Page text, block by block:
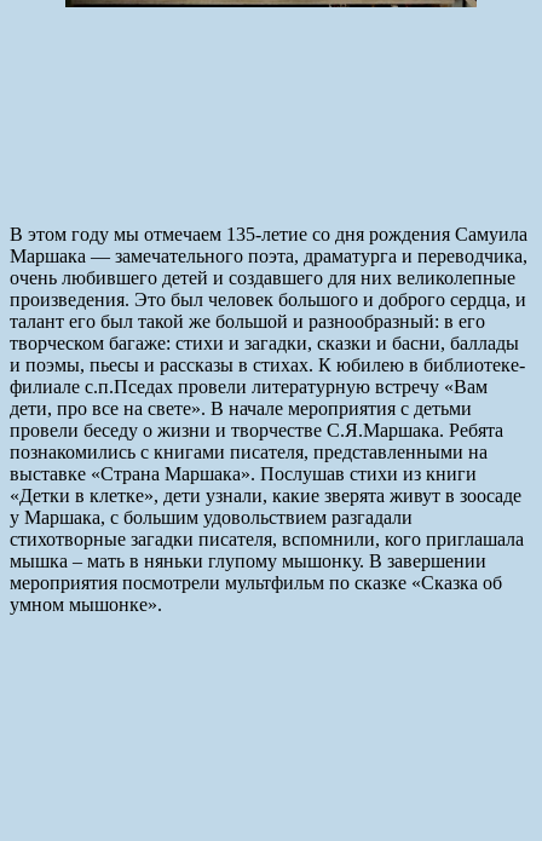
В этом году мы отмечаем 135-летие со дня рождения Самуила
Маршака — замечательного поэта, драматурга и переводчика,
очень любившего детей и создавшего для них великолепные
произведения. Это был человек большого и доброго сердца, и
талант его был такой же большой и разнообразный: в его
творческом багаже: стихи и загадки, сказки и басни, баллады
и поэмы, пьесы и рассказы в стихах. К юбилею в библиотеке-
филиале с.п.Пседах провели литературную встречу «Вам
дети, про все на свете». В начале мероприятия с детьми
провели беседу о жизни и творчестве С.Я.Маршака. Ребята
познакомились с книгами писателя, представленными на
выставке «Страна Маршака». Послушав стихи из книги
«Детки в клетке», дети узнали, какие зверята живут в зоосаде
у Маршака, с большим удовольствием разгадали
стихотворные загадки писателя, вспомнили, кого приглашала
мышка – мать в няньки глупому мышонку. В завершении
мероприятия посмотрели мультфильм по сказке «Сказка об
умном мышонке».